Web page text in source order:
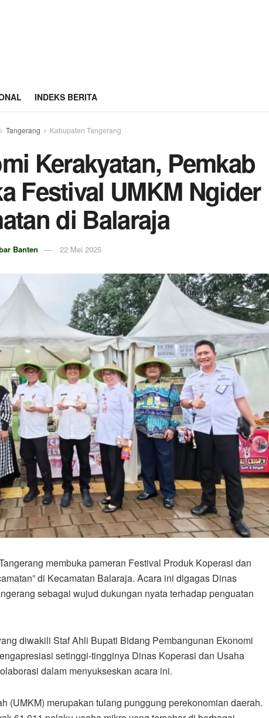
INDEKS BERITA
Tangerang Kabupaten Tangerang
Kerakyatan, Pemkab
Festival UMKM Ngider
di Balaraja
Banten 22 Mei 2025
membuka pameran Festival Produk Koperasi dan
di Kecamatan Balaraja. Acara ini digagas Dinas
sebagai wujud dukungan nyata terhadap penguatan
diwakili Staf Ahli Bupati Bidang Pembangunan Ekonomi
setinggi-tingginya Dinas Koperasi dan Usaha
dalam menyukseskan acara ini.
(UMKM) merupakan tulang punggung perekonomian daerah.